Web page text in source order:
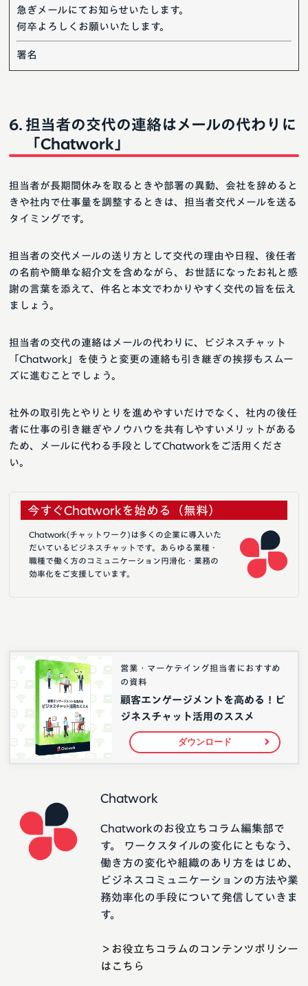
急ぎメールにてお知らせいたします。
何卒よろしくお願いいたします。
署名
担当者の交代の連絡はメールの代わりに
「Chatwork」
担当者が長期間休みを取るときや部署の異動、会社を辞めると
きや社内で仕事量を調整するときは、担当者交代メールを送る
タイミングです。
担当者の交代メールの送り方として交代の理由や日程、後任者
の名前や簡単な紹介文を含めながら、お世話になったお礼と感
謝の言葉を添えて、件名と本文でわかりやすく交代の旨を伝え
ましょう。
担当者の交代の連絡はメールの代わりに、ビジネスチャット
「Chatwork」を使うと変更の連絡も引き継ぎの挨拶もスムー
ズに進むことでしょう。
社外の取引先とやりとりを進めやすいだけでなく、社内の後任
者に仕事の引き継ぎやノウハウを共有しやすいメリットがある
ため、メールに代わる手段としてChatworkをご活用くださ
い。
今すぐChatworkを始める（無料）
Chatwork(チャットワーク)は多くの企業に導入いた
だいているビジネスチャットです。あらゆる業種・
職種で働く方のコミュニケーション円滑化・業務の
効率化をご支援しています。
営業・マーケテイング担当者におすすめ
の資料
顧客エンゲージメントを高める！ビ
ジネスチャット活用のススメ
ダウンロード
Chatwork
Chatworkのお役立ちコラム編集部で
す。 ワークスタイルの変化にともなう、
働き方の変化や組織のあり方をはじめ、
ビジネスコミュニケーションの方法や業
務効率化の手段について発信していきま
す。
＞お役立ちコラムのコンテンツポリシー
はこちら